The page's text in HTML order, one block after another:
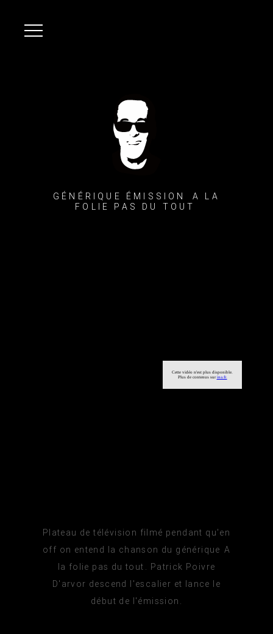
GÉNÉRIQUE ÉMISSION A LA
FOLIE PAS DU TOUT
Plateau de télévision filmé pendant qu'en
off on entend la chanson du générique A
la folie pas du tout. Patrick Poivre
D'arvor descend l'escalier et lance le
début de l'émission.